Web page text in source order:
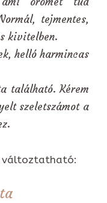
tejmentes,
kivitelben.
helló harmincas
található. Kérem
szeletszámot a
változtatható: